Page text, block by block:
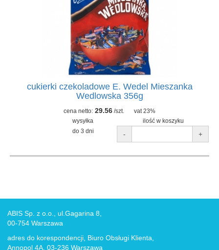
cukierki czekoladowe E. Wedel Mieszanka
Wedlowska 356g
cena netto: 29.56 /szt.
vat 23%
wysyłka
ilość w koszyku
do 3 dni
- +
ABIS Sp. z o.o., ul.Gagarina 8,
00-754 Warszawa
adres do korespondencji, Biuro Obsługi Klienta,
Annopol 4A, 03-236 Warszawa